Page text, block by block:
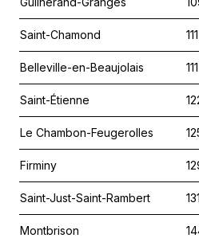
Saint-Chamond 111
Belleville-en-Beaujolais 111
Saint-Étienne
Le Chambon-Feugerolles
Firminy
Saint-Just-Saint-Rambert 131
Montbrison